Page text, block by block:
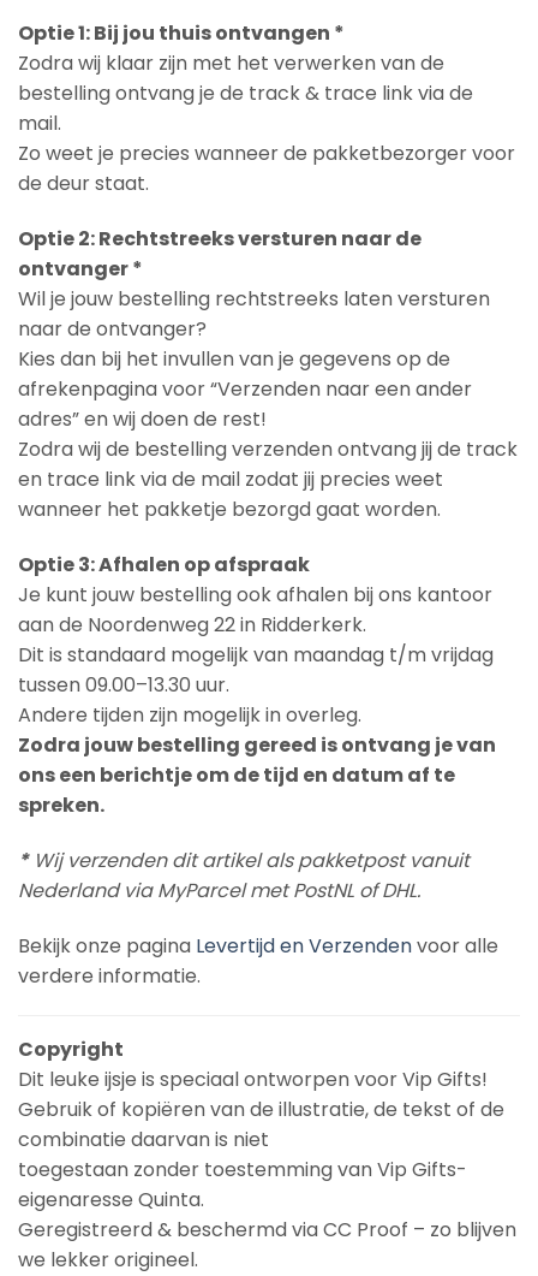
Optie 1: Bij jou thuis ontvangen *
Zodra wij klaar zijn met het verwerken van de
bestelling ontvang je de track & trace link via de
mail.
Zo weet je precies wanneer de pakketbezorger voor
de deur staat.
Optie 2: Rechtstreeks versturen naar de
ontvanger *
Wil je jouw bestelling rechtstreeks laten versturen
naar de ontvanger?
Kies dan bij het invullen van je gegevens op de
afrekenpagina voor “Verzenden naar een ander
adres” en wij doen de rest!
Zodra wij de bestelling verzenden ontvang jij de track
en trace link via de mail zodat jij precies weet
wanneer het pakketje bezorgd gaat worden.
Optie 3: Afhalen op afspraak
Je kunt jouw bestelling ook afhalen bij ons kantoor
aan de Noordenweg 22 in Ridderkerk.
Dit is standaard mogelijk van maandag t/m vrijdag
tussen 09.00–13.30 uur.
Andere tijden zijn mogelijk in overleg.
Zodra jouw bestelling gereed is ontvang je van
ons een berichtje om de tijd en datum af te
spreken.
*Wij verzenden dit artikel als pakketpost vanuit
Nederland via MyParcel met PostNL of DHL.
Bekijk onze pagina Levertijd en Verzendenvoor alle
verdere informatie.
Copyright
Dit leuke ijsje is speciaal ontworpen voor Vip Gifts!
Gebruik of kopiëren van de illustratie, de tekst of de
combinatie daarvan is niet
toegestaan zonder toestemming van Vip Gifts-
eigenaresse Quinta.
Geregistreerd & beschermd via CC Proof – zo blijven
we lekker origineel.